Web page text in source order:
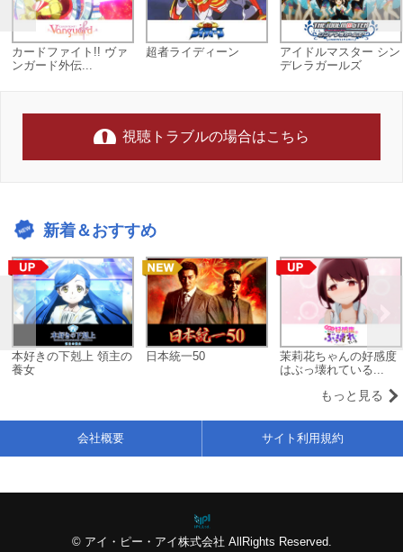
カードファイト!! ヴァ
ンガード外伝...
超者ライディーン
アイドルマスター シン
デレラガールズ
視聴トラブルの場合はこちら
新着＆おすすめ
本好きの下剋上 領主の
養女
日本統一50
茉莉花ちゃんの好感度
はぶっ壊れている...
もっと見る
© アイ・ピー・アイ株式会社 AllRights Reserved.
会社概要 サイト利用規約